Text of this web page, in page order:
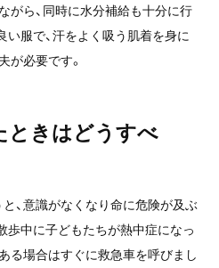
がら、同時に水分補給も十分に行
い服で、汗をよく吸う肌着を身に
が必要です。
ときはどうすべ
、意識がなくなり命に危険が及ぶ
歩中に子どもたちが熱中症になっ
る場合はすぐに救急車を呼びまし